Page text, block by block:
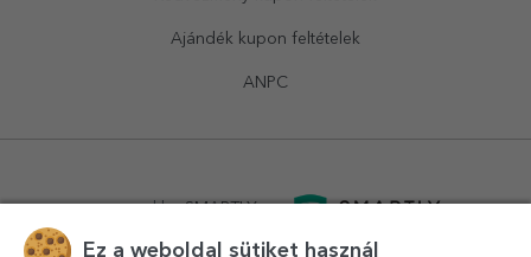
Ajándék kupon feltételek
ANPC
powered bySMARTLY.ro
Ez a weboldal sütiket használ